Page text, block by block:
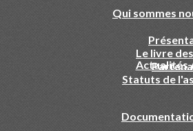
Qui sommes
Le livre
Statuts de
Actualités